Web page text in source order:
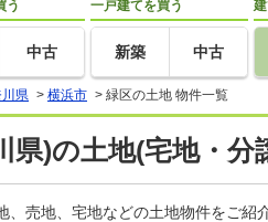
う
中古
一戸建てを買う
新築 中古
県 > 横浜市 > 緑区の土地 物件一覧
県)の土地(宅地・分
、売地、宅地などの土地物件をご